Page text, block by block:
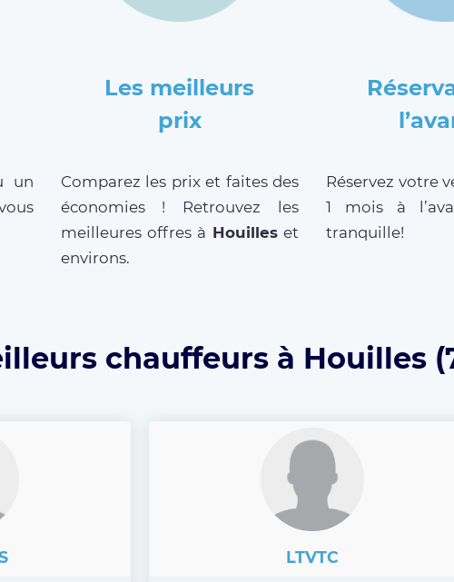
un
Les meilleurs
prix
Comparez les prix et faites des
économies ! Retrouvez les
meilleures offres à Houilleset
environs.
Réservez votre
1 mois à
tranquille!
chauffeurs à Houilles
LTVTC